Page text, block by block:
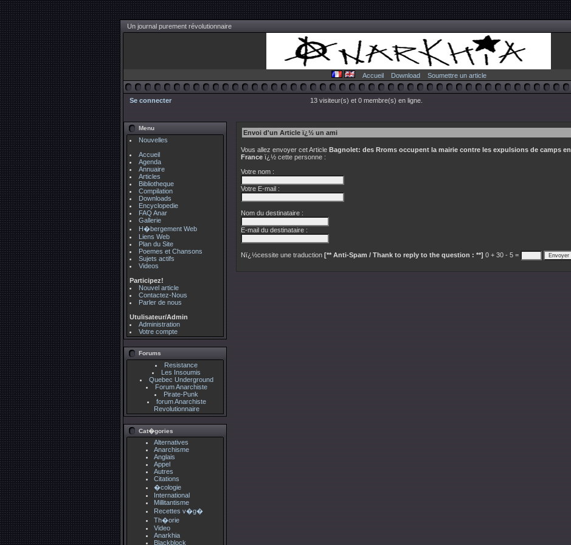
Un journal purement révolutionnaire
Accueil Download Soumettre un article
Se connecter 13 visiteur(s) et 0 membre(s) en ligne.
Menu
Nouvelles
Accueil
Agenda
Annuaire
Articles
Bibliotheque
Compilation
Downloads
Encyclopedie
FAQ Anar
Gallerie
H�bergement Web
Liens Web
Plan du Site
Poemes et Chansons
Sujets actifs
Videos
Participez!
Nouvel article
Contactez-Nous
Parler de nous
Utulisateur/Admin
Administration
Votre compte
Forums
Resistance
Les Insoumis
Quebec Underground
Forum Anarchiste
Pirate-Punk
forum Anarchiste
Revolutionnaire
Cat�gories
Alternatives
Anarchisme
Anglais
Appel
Autres
Citations
�cologie
International
Millitantisme
Recettes v�g�
Th�orie
Video
Anarkhia
Blackblock
Envoi d'un Article ï¿½ un ami
Vous allez envoyer cet Article Bagnolet: des Rroms occupent la mairie contre les expulsions de camps en
France ï¿½ cette personne :
Votre nom :
Votre E-mail :
Nom du destinataire :
E-mail du destinataire :
Nï¿½cessite une traduction [** Anti-Spam / Thank to reply to the question : **] 0 + 30 - 5 =